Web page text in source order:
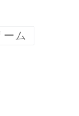
ーム